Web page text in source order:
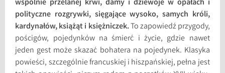
wspólnie przelanej krwi, damy i dziewoje w opałach i
polityczne rozgrywki, sięgające wysoko, samych króli,
kardynałów, książąt i księżniczek.To zapowiedź przygody,
pościgów, pojedynków na śmierć i życie, gdzie nawet
jeden gest może skazać bohatera na pojedynek. Klasyka
powieści, szczególnie francuskiej i hiszpańskiej, pełna jest